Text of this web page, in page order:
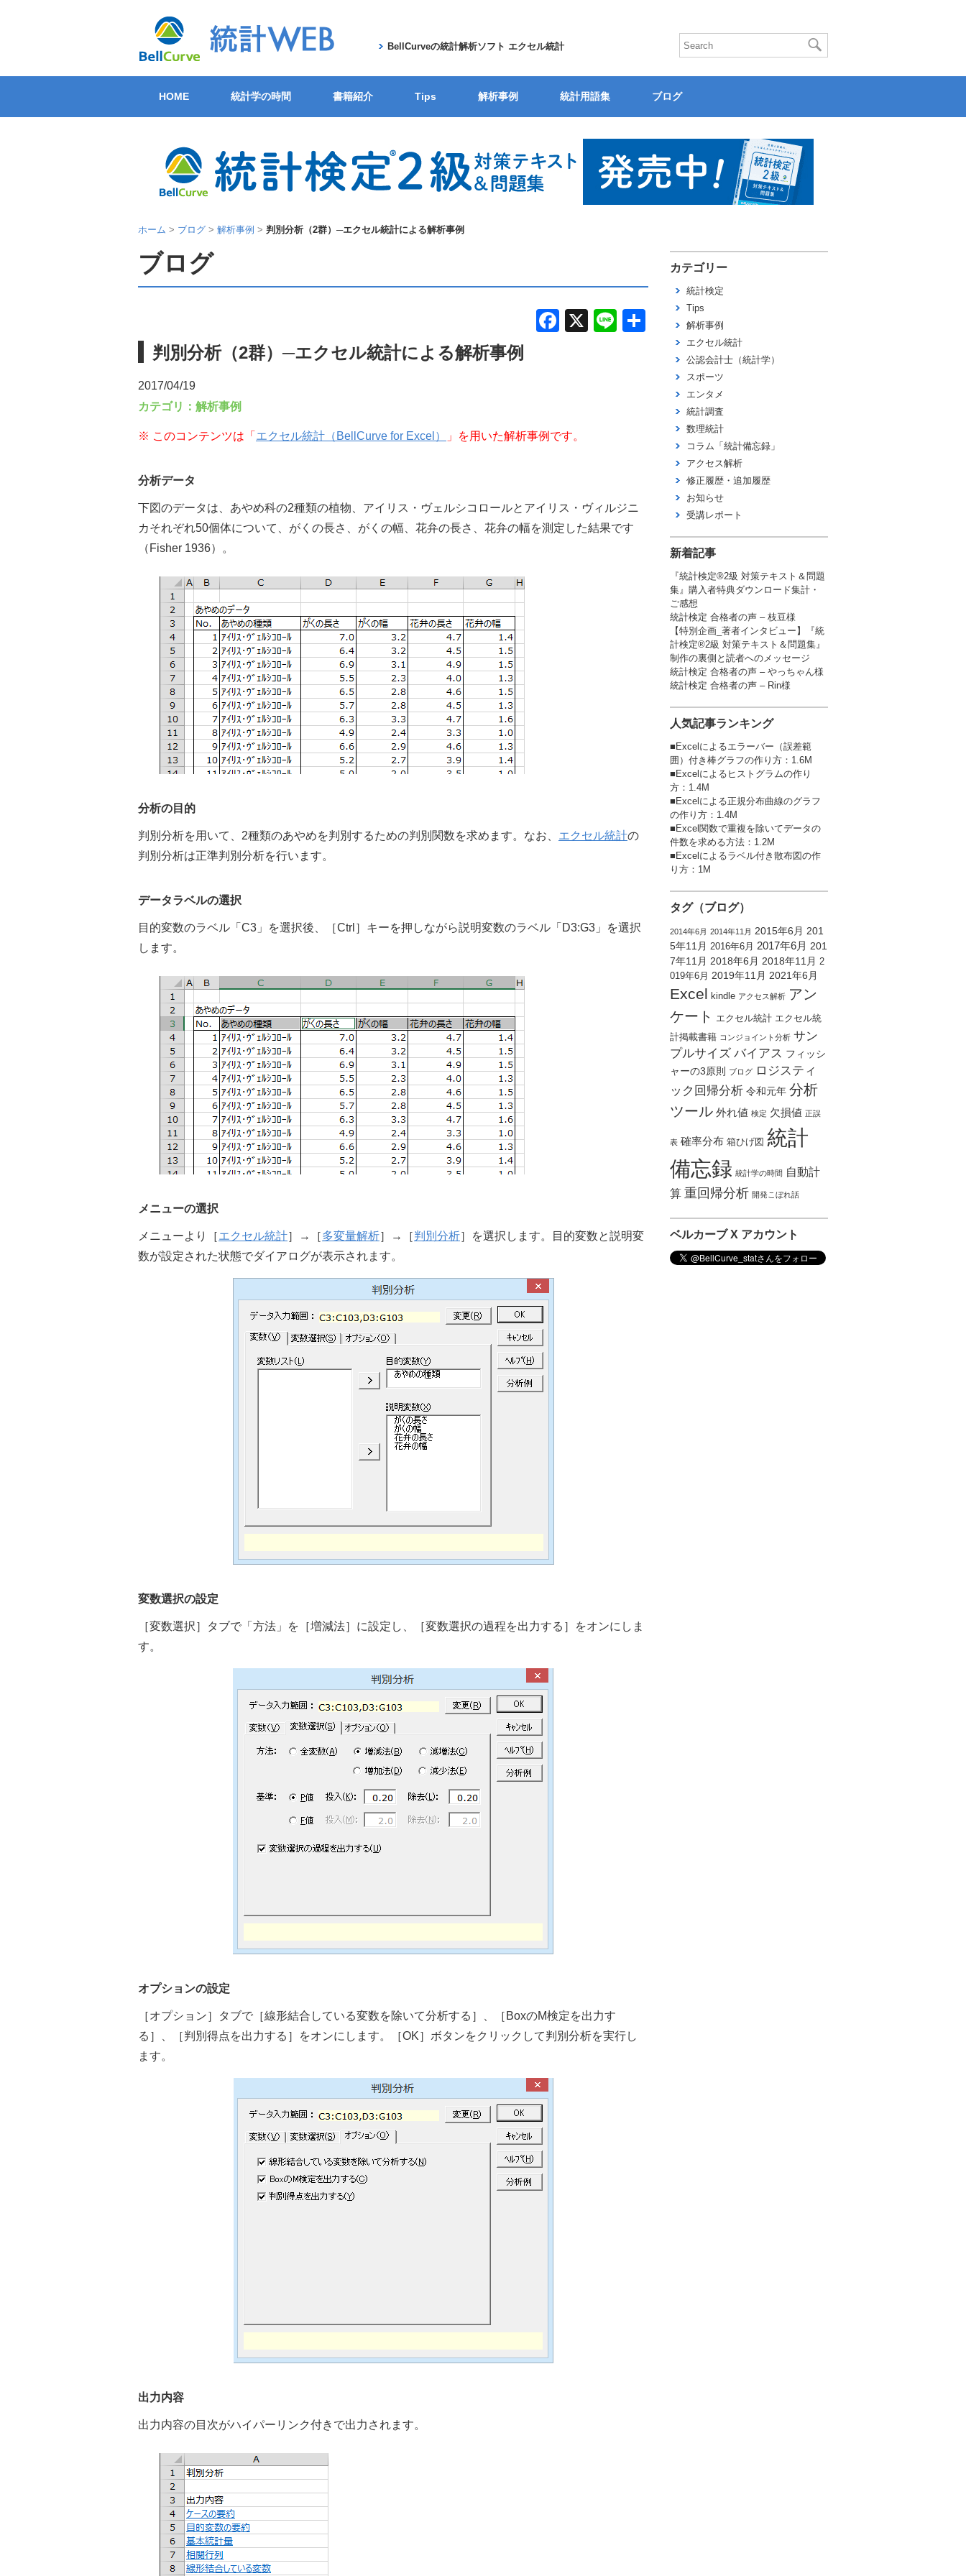
BellCurveの統計解析ソフト エクセル統計
HOME 統計学の時間 書籍紹介 Tips 解析事例 統計用語集 ブログ
ホーム > ブログ > 解析事例 > 判別分析（2群）─エクセル統計による解析事例
ブログ
F
o
X
Li
判別分析（2群）─エクセル統計による解析事例
2017/04/19
カテゴリ： 解析事例
※ このコンテンツは「 エクセル統計（BellCurve for Excel） 」を用いた解析事例です。
分析データ
下図のデータは、あやめ科の2種類の植物、アイリス・ヴェルシコロールとアイリス・ヴィルジニ
カそれぞれ50個体について、がくの長さ、がくの幅、花弁の長さ、花弁の幅を測定した結果です
（Fisher 1936）。
分析の目的
判別分析を用いて、2種類のあやめを判別するための判別関数を求めます。なお、 エクセル統計の
判別分析は正準判別分析を行います。
データラベルの選択
目的変数のラベル「C3」を選択後、［Ctrl］キーを押しながら説明変数のラベル「D3:G3」を選択
します。
メニューの選択
メニューより［エクセル統計］→［多変量解析］→［判別分析］を選択します。目的変数と説明変
数が設定された状態でダイアログが表示されます。
変数選択の設定
［変数選択］タブで「方法」を［増減法］に設定し、［変数選択の過程を出力する］をオンにしま
す。
オプションの設定
［オプション］タブで［線形結合している変数を除いて分析する］、［BoxのM検定を出力す
る］、［判別得点を出力する］をオンにします。［OK］ボタンをクリックして判別分析を実行し
ます。
出力内容
出力内容の目次がハイパーリンク付きで出力されます。
カテゴリー
統計検定
Tips
解析事例
エクセル統計
公認会計士（統計学）
スポーツ
エンタメ
統計調査
数理統計
コラム「統計備忘録」
アクセス解析
修正履歴・追加履歴
お知らせ
受講レポート
新着記事
『統計検定®2級 対策テキスト＆問題
集』購入者特典ダウンロード集計・
ご感想
統計検定 合格者の声 – 枝豆様
【特別企画_著者インタビュー】『統
計検定®2級 対策テキスト＆問題集』
制作の裏側と読者へのメッセージ
統計検定 合格者の声 – やっちゃん様
統計検定 合格者の声 – Rin様
人気記事ランキング
■ Excelによるエラーバー（誤差範
囲）付き棒グラフの作り方 ：1.6M
■ Excelによるヒストグラムの作り
方 ：1.4M
■ Excelによる正規分布曲線のグラフ
の作り方 ：1.4M
■ Excel関数で重複を除いてデータの
件数を求める方法 ：1.2M
■ Excelによるラベル付き散布図の作
り方 ：1M
タグ（ブログ）
2014年6月 2014年11月 2015年6月 201
5年11月 2016年6月 2017年6月 201
7年11月 2018年6月 2018年11月 2
019年6月 2019年11月 2021年6月
Excel kindle アクセス解析 アン
ケート
エクセル統計 エクセル統
計掲載書籍 コンジョイント分析 サン
プルサイズ バイアス フィッシ
ャーの3原則
ブログ ロジスティ
ック回帰分析 令和元年 分析
ツール 外れ値 検定 欠損値 正誤
表 確率分布 箱ひげ図 統計
備忘録 統計学の時間 自動計
算 重回帰分析 開発こぼれ話
ベルカーブ X アカウント